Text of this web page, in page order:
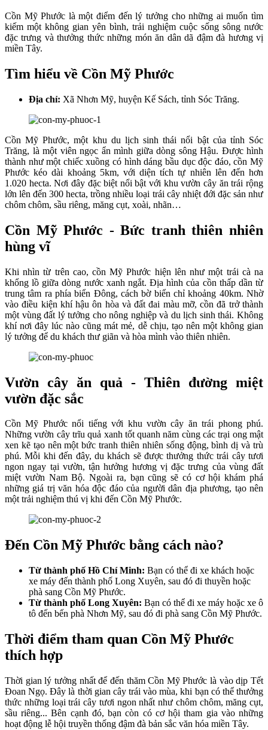
Cồn Mỹ Phước là một điểm đến lý tưởng cho những ai muốn tìm
kiếm một không gian yên bình, trải nghiệm cuộc sống sông nước
đặc trưng và thưởng thức những món ăn dân dã đậm đà hương vị
miền Tây.
Tìm hiểu về Cồn Mỹ Phước
Địa chỉ: Xã Nhơn Mỹ, huyện Kế Sách, tỉnh Sóc Trăng.
Cồn Mỹ Phước, một khu du lịch sinh thái nổi bật của tỉnh Sóc
Trăng, là một viên ngọc ẩn mình giữa dòng sông Hậu. Được hình
thành như một chiếc xuồng có hình dáng bầu dục độc đáo, cồn Mỹ
Phước kéo dài khoảng 5km, với diện tích tự nhiên lên đến hơn
1.020 hecta. Nơi đây đặc biệt nổi bật với khu vườn cây ăn trái rộng
lớn lên đến 300 hecta, trồng nhiều loại trái cây nhiệt đới đặc sản như
chôm chôm, sầu riêng, măng cụt, xoài, nhãn…
Cồn Mỹ Phước - Bức tranh thiên nhiên
hùng vĩ
Khi nhìn từ trên cao, cồn Mỹ Phước hiện lên như một trái cà na
khổng lồ giữa dòng nước xanh ngắt. Địa hình của cồn thấp dần từ
trung tâm ra phía biển Đông, cách bờ biển chỉ khoảng 40km. Nhờ
vào điều kiện khí hậu ôn hòa và đất đai màu mỡ, cồn đã trở thành
một vùng đất lý tưởng cho nông nghiệp và du lịch sinh thái. Không
khí nơi đây lúc nào cũng mát mẻ, dễ chịu, tạo nên một không gian
lý tưởng để du khách thư giãn và hòa mình vào thiên nhiên.
Vườn cây ăn quả - Thiên đường miệt
vườn đặc sắc
Cồn Mỹ Phước nổi tiếng với khu vườn cây ăn trái phong phú.
Những vườn cây trĩu quả xanh tốt quanh năm cùng các trại ong mật
xen kẽ tạo nên một bức tranh thiên nhiên sống động, bình dị và trù
phú. Mỗi khi đến đây, du khách sẽ được thưởng thức trái cây tươi
ngon ngay tại vườn, tận hưởng hương vị đặc trưng của vùng đất
miệt vườn Nam Bộ. Ngoài ra, bạn cũng sẽ có cơ hội khám phá
những giá trị văn hóa độc đáo của người dân địa phương, tạo nên
một trải nghiệm thú vị khi đến Cồn Mỹ Phước.
Đến Cồn Mỹ Phước bằng cách nào?
Từ thành phố Hồ Chí Minh: Bạn có thể đi xe khách hoặc
xe máy đến thành phố Long Xuyên, sau đó đi thuyền hoặc
phà sang Cồn Mỹ Phước.
Từ thành phố Long Xuyên: Bạn có thể đi xe máy hoặc xe ô
tô đến bến phà Nhơn Mỹ, sau đó đi phà sang Cồn Mỹ Phước.
Thời điểm tham quan Cồn Mỹ Phước
thích hợp
Thời gian lý tưởng nhất để đến thăm Cồn Mỹ Phước là vào dịp Tết
Đoan Ngọ. Đây là thời gian cây trái vào mùa, khi bạn có thể thưởng
thức những loại trái cây tươi ngon nhất như chôm chôm, măng cụt,
sầu riêng... Bên cạnh đó, bạn còn có cơ hội tham gia vào những
hoạt động lễ hội truyền thống đậm đà bản sắc văn hóa miền Tây.